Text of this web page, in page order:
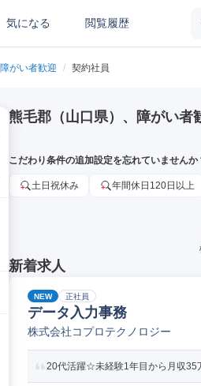
気になる 閲覧履歴
障がい者歓迎 / 契約社員
熊毛郡（山口県）、障がい者
こだわり条件の追加設定を忘れていませんか
土日祝休み 年間休日120日以上
新着求人
NEW 正社員
データ入力事務
株式会社コプロテクノロジー
20代活躍☆未経験1年目から月収